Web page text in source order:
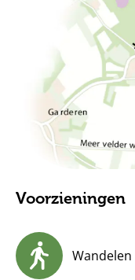
Voorzieningen
Wandelen